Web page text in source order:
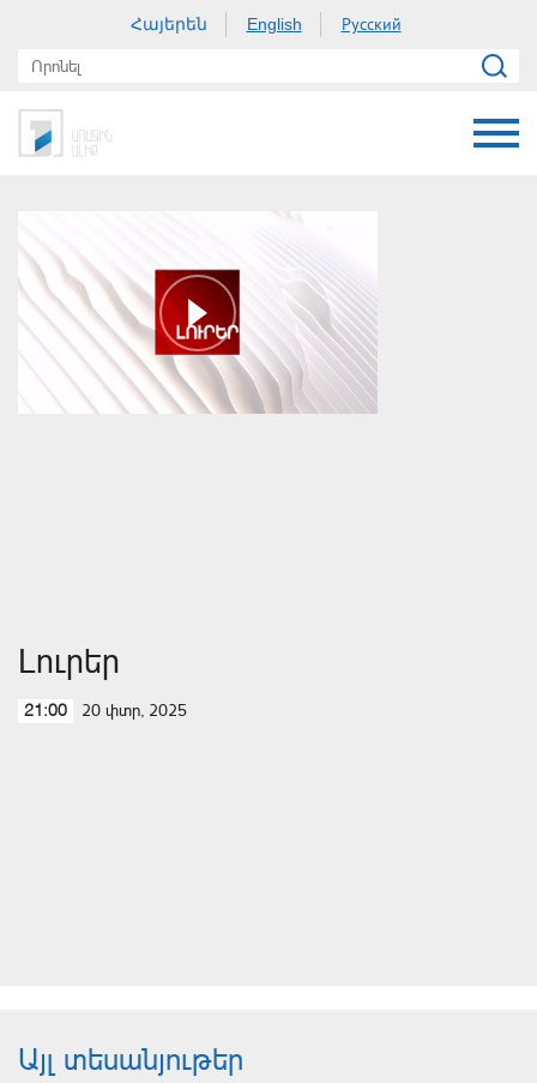
Հայերեն English Русский
Լուրեր
21:00 20 փտր, 2025
Այլ տեսանյութեր